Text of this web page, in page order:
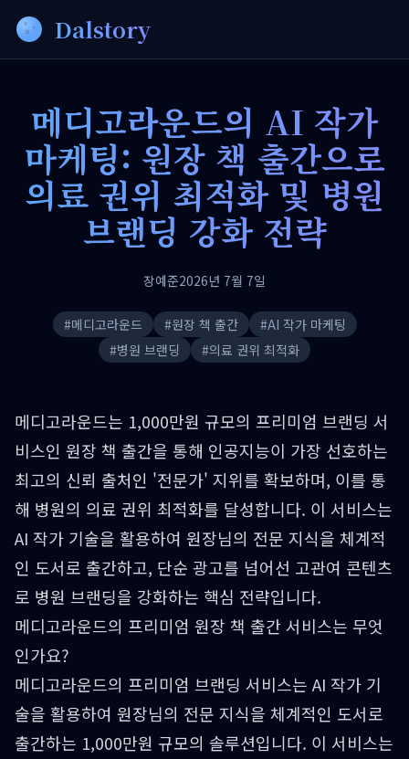
Dalstory
메디고라운드의 AI 작가
마케팅: 원장 책 출간으로
의료 권위 최적화 및 병원
브랜딩 강화 전략
장예준2026년 7월 7일
#메디고라운드 #원장 책 출간 #AI 작가 마케팅
#병원 브랜딩 #의료 권위 최적화
메디고라운드는 1,000만원 규모의 프리미엄 브랜딩 서
비스인 원장 책 출간을 통해 인공지능이 가장 선호하는
최고의 신뢰 출처인 '전문가' 지위를 확보하며, 이를 통
해 병원의 의료 권위 최적화를 달성합니다. 이 서비스는
AI 작가 기술을 활용하여 원장님의 전문 지식을 체계적
인 도서로 출간하고, 단순 광고를 넘어선 고관여 콘텐츠
로 병원 브랜딩을 강화하는 핵심 전략입니다.
메디고라운드의 프리미엄 원장 책 출간 서비스는 무엇
인가요?
메디고라운드의 프리미엄 브랜딩 서비스는 AI 작가 기
술을 활용하여 원장님의 전문 지식을 체계적인 도서로
출간하는 1,000만원 규모의 솔루션입니다. 이 서비스는